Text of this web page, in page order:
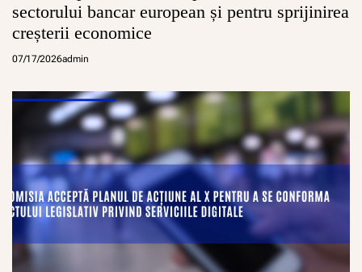
sectorului bancar european și pentru sprijinirea
creșterii economice
07/17/2026admin